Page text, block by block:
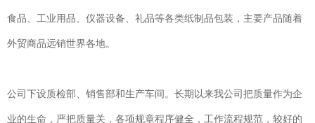
食品、工业用品、仪器设备、礼品等各类纸制品包装，主要产品随着
外贸商品远销世界各地。
公司下设质检部、销售部和生产车间。长期以来我公司把质量作为企
业的生命，严把质量关，各项规章程序健全，工作流程规范，较好的